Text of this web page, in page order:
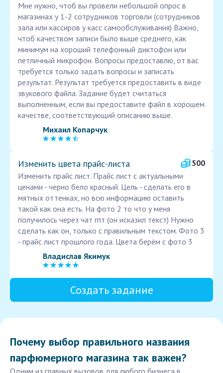
Мне нужно, чтоб вы провели небольшой опрос в
магазинах у 1-2 сотрудников торговли (сотрудников
зала или кассиров у касс самообслуживания) Важно,
чтоб качеством записи было выше среднего, как
минимум на хороший телефонный диктофон или
петличный микрофон. Вопросы предоставлю, от вас
требуется только задать вопросы и записать
результат. Результат требуется предоставить в виде
звукового файла. Задание будет считаться
выполненным, если вы предоставите файл в хорошем
качестве, соответствующий описанию выше.
Михаил Копарчук
Изменить цвета прайс‑листа
500
Изменить прайс лист. Прайс лист с актуальными
ценами - черно бело красный. Цель - сделать его в
мятных оттенках, но всю информацию оставить
такой как она есть. На фото 2 то что у меня
получилось через чат гпт (он исказил текст) Нужно
сделать как он, только с правильным текстом. Фото 3
- прайс лист прошлого года. Цвета берём с фото 3
Владислав Якимук
Создать задание
Почему выбор правильного названия
парфюмерного магазина так важен?